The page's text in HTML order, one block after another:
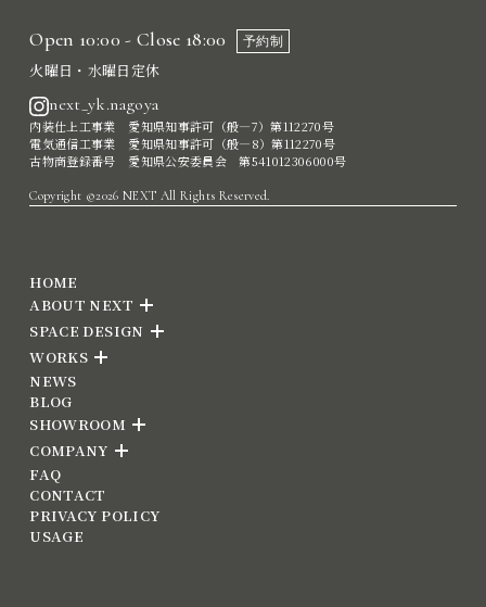
Open 10:00 - Close 18:00 予約制
火曜日・水曜日定休
next_yk.nagoya
内装仕上工事業 愛知県知事許可（般―7）第112270号
電気通信工事業 愛知県知事許可（般―8）第112270号
古物商登録番号 愛知県公安委員会 第541012306000号
Copyright ©2026 NEXT All Rights Reserved.
HOME
ABOUT NEXT
SPACE DESIGN
WORKS
NEWS
BLOG
SHOWROOM
COMPANY
FAQ
CONTACT
PRIVACY POLICY
USAGE